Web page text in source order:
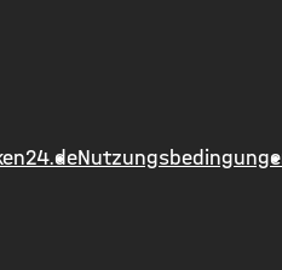
ausverkauft,